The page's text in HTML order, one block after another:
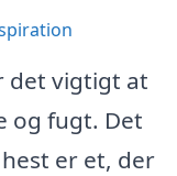
det vigtigt at
og fugt. Det
er et, der